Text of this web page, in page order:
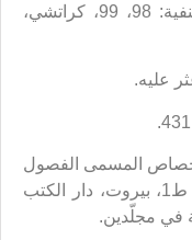
([13]) عبدالقادر القريشي، طبقات الحنفية: 98، 99، كراتشي،
المسمى الفصول
في الأصول، تحقيق: محمد محمد تامر، ط1، بيروت، دار الكتب